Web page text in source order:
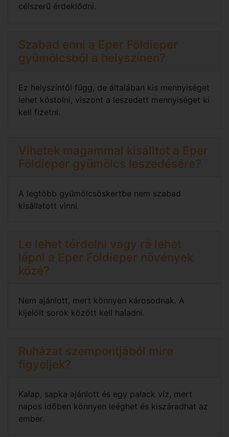
célszerű érdeklődni.
Szabad enni a Eper Földieper
gyümölcsből a helyszínen?
Ez helyszíntől függ, de általában kis mennyiséget
lehet kóstolni, viszont a leszedett mennyiséget ki
kell fizetni.
Vihetek magammal kisálltot a Eper
Földieper gyümölcs leszedésére?
A legtöbb gyümölcsöskertbe nem szabad
kisállatott vinni.
Le lehet térdelni vagy rá lehet
lépni a Eper Földieper növények
közé?
Nem ajánlott, mert könnyen károsodnak. A
kijelölt sorok között kell haladni.
Ruházat szempontjából mire
figyeljek?
Kalap, sapka ajánlott és egy palack víz, mert
napos időben könnyen leéghet és kiszáradhat az
ember.